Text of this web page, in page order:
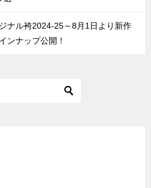
ナル袴2024-25～8月1日より新作
ンナップ公開！